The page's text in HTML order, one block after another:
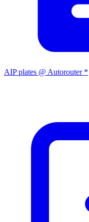
AIP plates @ Autorouter *